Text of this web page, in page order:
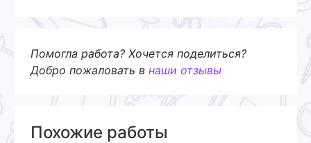
Помогла работа? Хочется поделиться?
Добро пожаловать в наши отзывы
Похожие работы